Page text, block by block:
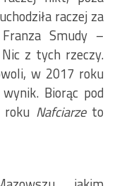
raczej za
Smudy –
z tych rzeczy.
w 2017 roku
Biorąc pod
Nafciarzeto